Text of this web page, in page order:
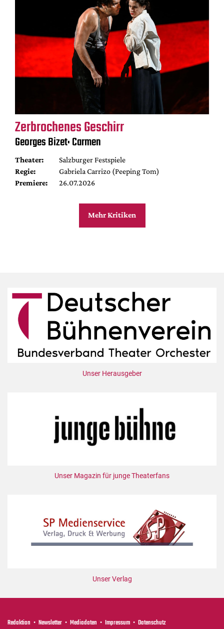
Zerbrochenes Geschirr
Georges Bizet: Carmen
Theater:
Salzburger Festspiele
Regie:
Gabriela Carrizo (Peeping Tom)
Premiere:
26.07.2026
Mehr Kritiken
Unser Herausgeber
Unser Magazin für junge Theaterfans
Unser Verlag
Redaktion Newsletter Mediadaten Impressum Datenschutz